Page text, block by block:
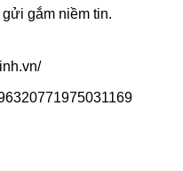
gắm niềm tin.